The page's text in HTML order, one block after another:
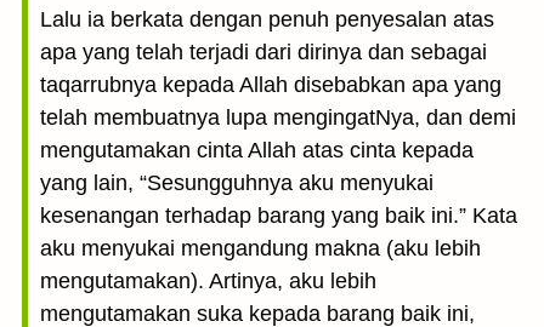
Lalu ia berkata dengan penuh penyesalan atas
apa yang telah terjadi dari dirinya dan sebagai
taqarrubnya kepada Allah disebabkan apa yang
telah membuatnya lupa mengingatNya, dan demi
mengutamakan cinta Allah atas cinta kepada
yang lain, “Sesungguhnya aku menyukai
kesenangan terhadap barang yang baik ini.” Kata
aku menyukai mengandung makna (aku lebih
mengutamakan). Artinya, aku lebih
mengutamakan suka kepada barang baik ini,